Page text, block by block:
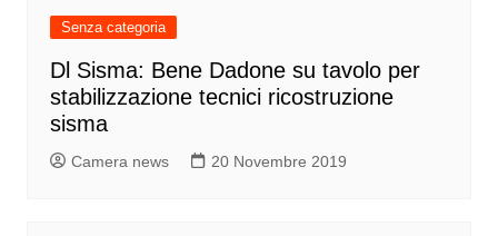
Senza categoria
Dl Sisma: Bene Dadone su tavolo per
stabilizzazione tecnici ricostruzione
sisma
Camera news 20 Novembre 2019